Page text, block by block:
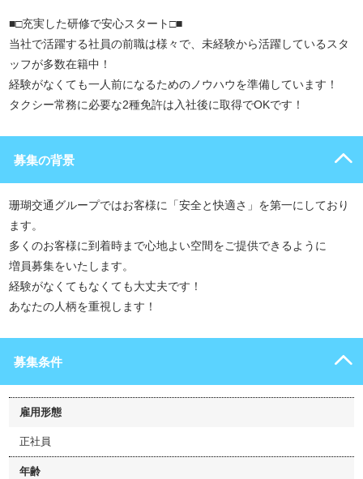
■□充実した研修で安心スタート□■
当社で活躍する社員の前職は様々で、未経験から活躍しているスタ
ッフが多数在籍中！
経験がなくても一人前になるためのノウハウを準備しています！
タクシー常務に必要な2種免許は入社後に取得でOKです！
募集の背景
珊瑚交通グループではお客様に「安全と快適さ」を第一にしており
ます。
多くのお客様に到着時まで心地よい空間をご提供できるように
増員募集をいたします。
経験がなくてもなくても大丈夫です！
あなたの人柄を重視します！
募集条件
雇用形態
正社員
年齢